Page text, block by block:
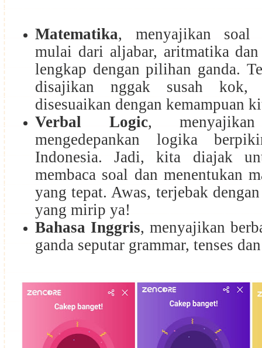
Matematika, menyajikan soal
mulai dari aljabar, aritmatika
lengkap dengan pilihan ganda.
disajikan nggak susah kok,
disesuaikan dengan kemampuan
Verbal Logic,
mengedepankan logika
Indonesia. Jadi, kita diajak
membaca soal dan menentukan
yang tepat. Awas, terjebak
yang mirip ya!
Bahasa Inggris, menyajikan
ganda seputar grammar, tenses